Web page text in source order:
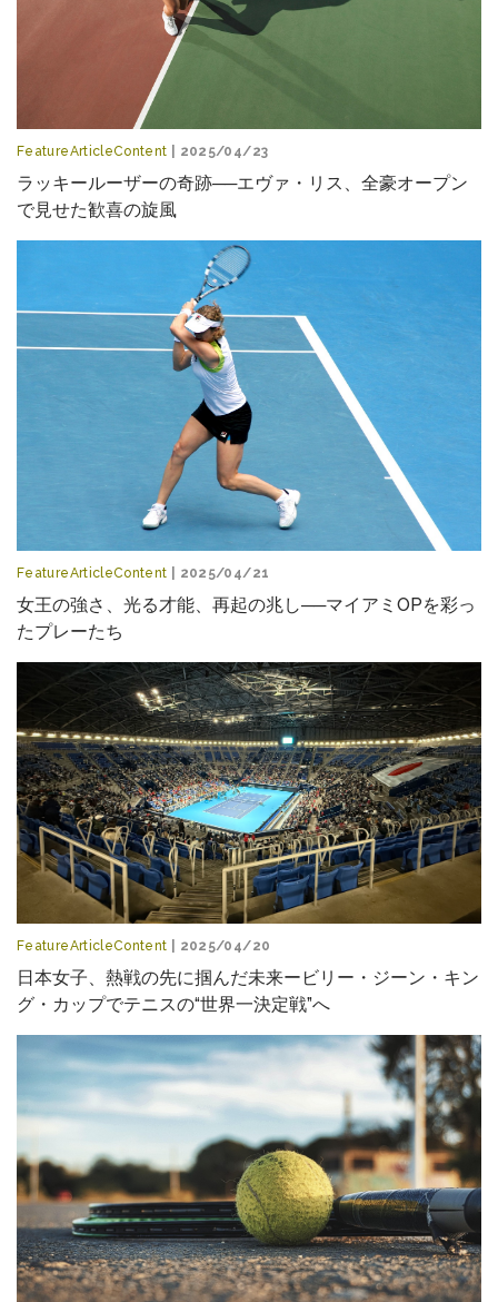
FeatureArticleContent | 2025/04/23
ラッキールーザーの奇跡──エヴァ・リス、全豪オープン
で見せた歓喜の旋風
FeatureArticleContent | 2025/04/21
女王の強さ、光る才能、再起の兆し──マイアミOPを彩っ
たプレーたち
FeatureArticleContent | 2025/04/20
日本女子、熱戦の先に掴んだ未来ービリー・ジーン・キン
グ・カップでテニスの“世界一決定戦”へ